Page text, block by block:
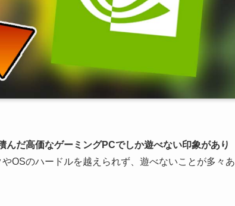
んだ高価なゲーミングPCでしか遊べない印象があり
OSのハードルを越えられず、遊べないことが多々あ